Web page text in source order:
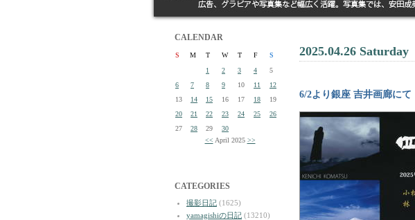
CALENDAR
S M T W T F
S
1
2 3 4
5
6
7 8 9 10 11
12
13
14 15 16 17 18
19
20
21 22 23 24 25
26
27
28 29
30
<< April 2025 >>
CATEGORIES
撮影日記 (1625)
yamagishiの日記 (13210)
2025.04.26 Saturday
6/2より銀座 吉井画廊にて